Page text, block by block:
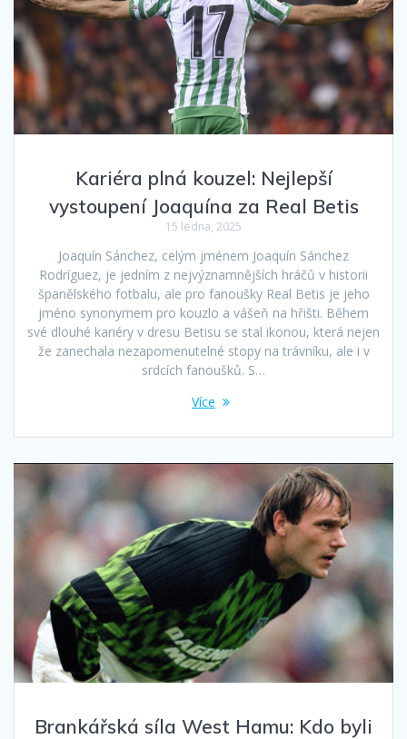
Kariéra plná kouzel: Nejlepší
vystoupení Joaquína za Real Betis
15 ledna, 2025
Joaquín Sánchez, celým jménem Joaquín Sánchez
Rodríguez, je jedním z nejvýznamnějších hráčů v historii
španělského fotbalu, ale pro fanoušky Real Betis je jeho
jméno synonymem pro kouzlo a vášeň na hřišti. Během
své dlouhé kariéry v dresu Betisu se stal ikonou, která nejen
že zanechala nezapomenutelné stopy na trávníku, ale i v
srdcích fanoušků. S…
Více
Brankářská síla West Hamu: Kdo byli